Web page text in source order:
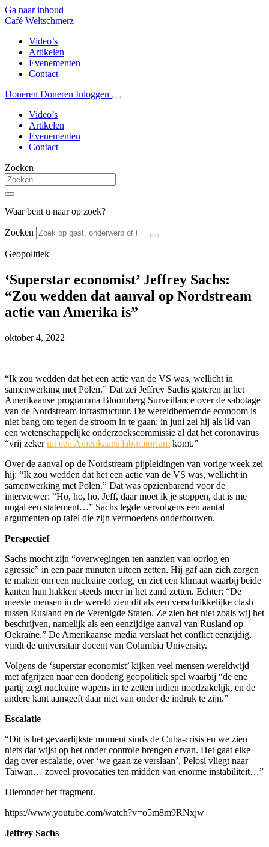
Ga naar inhoud
Café Weltschmerz
Video’s
Artikelen
Evenementen
Contact
Doneren Doneren Inloggen
Video’s
Artikelen
Evenementen
Contact
Zoeken
Waar bent u naar op zoek?
Zoeken
Geopolitiek
‘Superstar economist’ Jeffrey Sachs:
“Zou wedden dat aanval op Nordstream
actie van Amerika is”
oktober 4, 2022
“Ik zou wedden dat het een actie van de VS was, wellicht in
samenwerking met Polen.” Dat zei Jeffrey Sachs gisteren in het
Amerikaanse programma Bloomberg Surveillance over de sabotage
van de Nordstream infrastructuur. De wereldberoemde econoom is
niet bang om tegen de stroom in te gaan: in juni zei hij als lid van
een wetenschappelijke onderzoekscommissie al dat het coronavirus
“vrij zekeruit een Amerikaans laboratorium komt.”
Over de aanval op de Nordstream pijpleidingen van vorige week zei
hij: “Ik zou wedden dat het een actie van de VS was, wellicht in
samenwerking met Polen.” Dat was opzienbarend voor de
interviewer: “Ho, ho, ho, Jeff, daar moet ik je stoppen, dat is me
nogal een statement…” Sachs legde vervolgens een aantal
argumenten op tafel die zijn vermoedens onderbouwen.
Perspectief
Sachs mocht zijn “overwegingen ten aanzien van oorlog en
agressie” in een paar minuten uiteen zetten. Hij gaf aan zich zorgen
te maken om een nucleaire oorlog, en ziet een klimaat waarbij beide
kanten hun hakken steeds meer in het zand zetten. Echter: “De
meeste mensen in de wereld zien dit als een verschrikkelijke clash
tussen Rusland en de Verenigde Staten. Ze zien het niet zoals wij het
beschrijven, namelijk als een eenzijdige aanval van Rusland op
Oekraïne.” De Amerikaanse media verslaat het conflict eenzijdig,
vindt de universitair docent van Columbia University.
Volgens de ‘superstar economist’ kijken veel mensen wereldwijd
met afgrijzen naar een doodeng geopolitiek spel waarbij “de ene
partij zegt nucleaire wapens in te zetten indien noodzakelijk, en de
andere kant aangeeft daar niet van onder de indruk te zijn.”
Escalatie
“Dit is het gevaarlijkste moment sinds de Cuba-crisis en we zien
niets dat wijst op het onder controle brengen ervan. Het gaat elke
dag over escalatie, over ‘we gaan ze verslaan’, Pelosi vliegt naar
Taiwan… zoveel provocaties ten midden van enorme instabiliteit…”
Hieronder het fragment.
https://www.youtube.com/watch?v=o5m8m9RNxjw
Jeffrey Sachs